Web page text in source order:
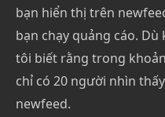
bạn hiển thị trên
bạn chạy quảng cáo.
tôi biết rằng trong
chỉ có 20 người nhìn
newfeed.